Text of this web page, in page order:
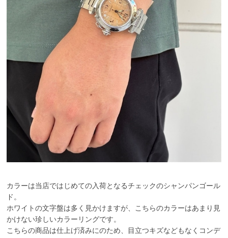
カラーは当店ではじめての入荷となるチェックのシャンパンゴール
ド。
ホワイトの文字盤は多く見かけますが、こちらのカラーはあまり見
かけない珍しいカラーリングです。
こちらの商品は仕上げ済みにのため、目立つキズなどもなくコンデ